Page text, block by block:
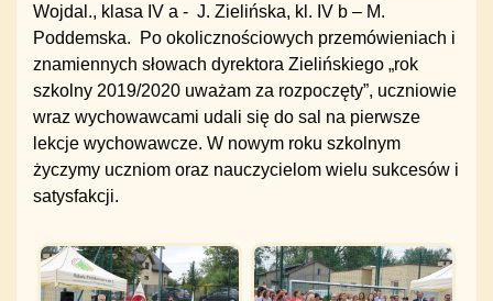
Wojdal., klasa IV a - J. Zielińska, kl. IV b – M.
Poddemska. Po okolicznościowych przemówieniach i
znamiennych słowach dyrektora Zielińskiego „rok
szkolny 2019/2020 uważam za rozpoczęty”, uczniowie
wraz wychowawcami udali się do sal na pierwsze
lekcje wychowawcze. W nowym roku szkolnym
życzymy uczniom oraz nauczycielom wielu sukcesów i
satysfakcji.